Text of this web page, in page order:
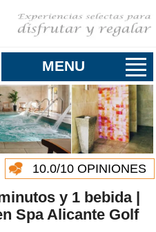
MENU
10.0/10 OPINIONES
y 1 bebida |
Spa Alicante Golf